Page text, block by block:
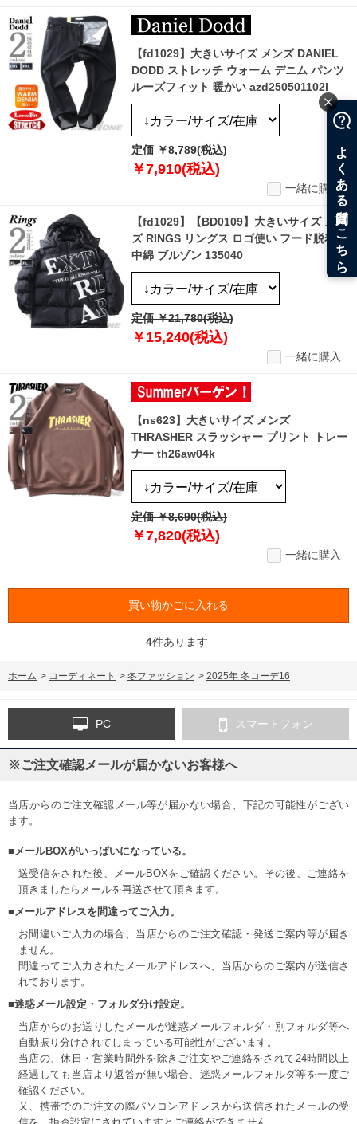
【fd1029】大きいサイズ メンズ DANIEL
DODD ストレッチ ウォーム デニム パンツ
ルーズフィット 暖かい azd250501102l
定価 ￥8,789(税込)
￥7,910(税込)
一緒に購入
【fd1029】【BD0109】大きいサイズ メン
ズ RINGS リングス ロゴ使い フード脱着
中綿 ブルゾン 135040
定価 ￥21,780(税込)
￥15,240(税込)
一緒に購入
【ns623】大きいサイズ メンズ
THRASHER スラッシャー プリント トレー
ナー th26aw04k
定価 ￥8,690(税込)
￥7,820(税込)
一緒に購入
買い物かごに入れる
4件あります
ホーム > コーディネート > 冬ファッション > 2025年 冬コーデ16
PC スマートフォン
※ご注文確認メールが届かないお客様へ
当店からのご注文確認メール等が届かない場合、下記の可能性がござい
ます。
■メールBOXがいっぱいになっている。
送受信をされた後、メールBOXをご確認ください。その後、ご連絡を
頂きましたらメールを再送させて頂きます。
■メールアドレスを間違ってご入力。
お間違いご入力の場合、当店からのご注文確認・発送ご案内等が届き
ません。
間違ってご入力されたメールアドレスへ、当店からのご案内が送信さ
れております。
■迷惑メール設定・フォルダ分け設定。
当店からのお送りしたメールが迷惑メールフォルダ・別フォルダ等へ
自動振り分けされてしまっている可能性がございます。
当店の、休日・営業時間外を除きご注文やご連絡をされて24時間以上
経過しても当店より返答が無い場合、迷惑メールフォルダ等を一度ご
確認ください。
又、携帯でのご注文の際パソコンアドレスから送信されたメールの受